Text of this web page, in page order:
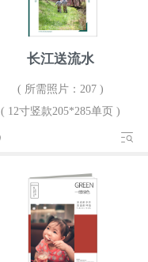
长江送流水
( 所需照片：207 )
( 12寸竖款205*285单页 )